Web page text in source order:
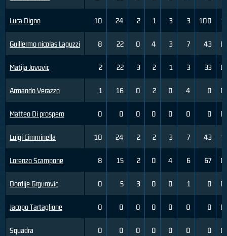
Luca Digno
Guillermo nicolas Laguzzi
Matija Jovovic
Armando Verazzo
Matteo Di prospero
Luigi Cimminella
Lorenzo Scampone
Dordije Grgurovic
Jacopo Tartaglione
Squadra
10 24 2 1 3 3 100 1
8 22 0 4 3 7 43 0
2 22 3 2 1 3 33 0
1 16 0 2 0 4 0 0
0 0 0 0 0 0 0 0
10 24 2 2 3 7 43 1
8 15 2 0 4 6 67 0
0 5 3 0 0 1 0 0
0 0 0 0 0 0 0 0
0 0 0 0 0 0 0 0